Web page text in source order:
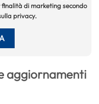
di marketing secondo
privacy.
aggiornamenti